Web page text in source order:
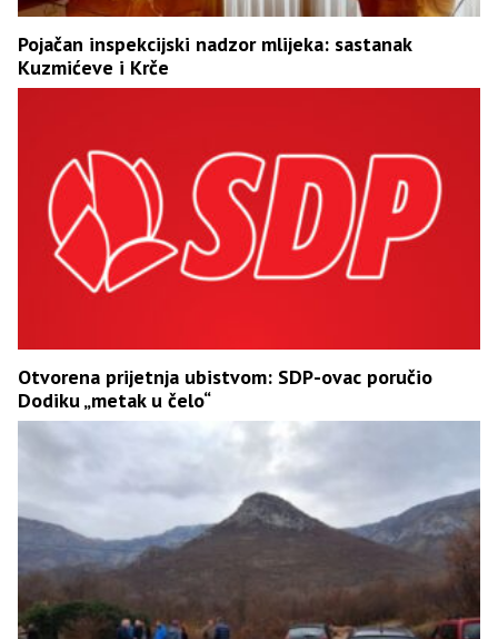
Pojačan inspekcijski nadzor mlijeka: sastanak
Kuzmićeve i Krče
Otvorena prijetnja ubistvom: SDP-ovac poručio
Dodiku „metak u čelo“